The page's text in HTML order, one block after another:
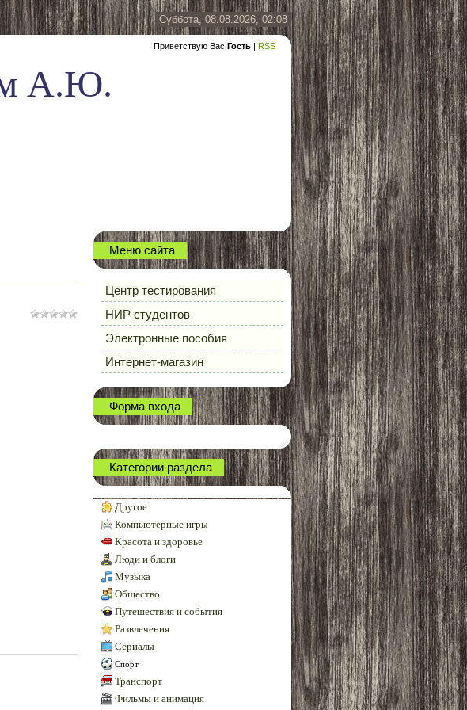
Суббота, 08.08.2026, 02:08
Приветствую Вас Гость | RSS
А.Ю.
Меню сайта
Центр тестирования
НИР студентов
Электронные пособия
Интернет-магазин
Форма входа
Категории раздела
Другое
Компьютерные игры
Красота и здоровье
Люди и блоги
Музыка
Общество
Путешествия и события
Развлечения
Сериалы
Спорт
Транспорт
Фильмы и анимация